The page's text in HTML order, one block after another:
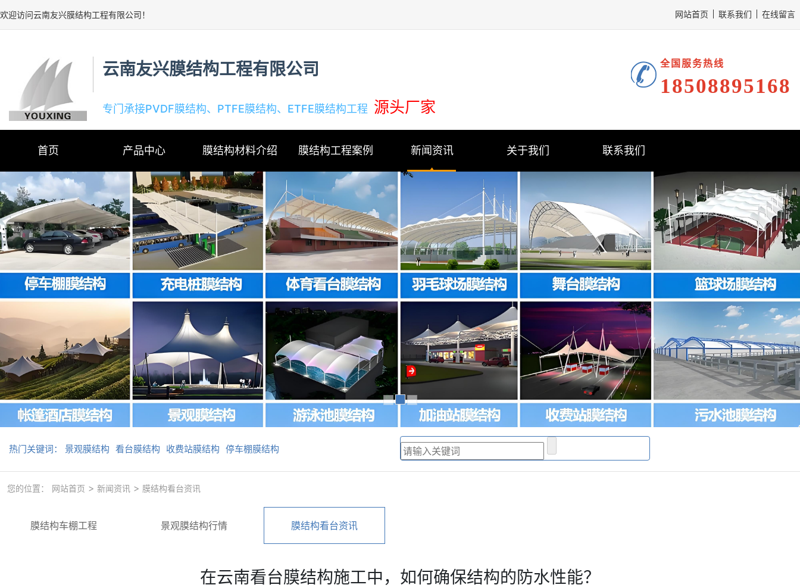
欢迎访问云南友兴膜结构工程有限公司！ 网站首页 联系我们 在线留言
云南友兴膜结构工程有限公司
专门承接PVDF膜结构、PTFE膜结构、ETFE膜结构工程 源头厂家
全国服务热线
18508895168
首页 产品中心 膜结构材料介绍 膜结构工程案例 新闻资讯 关于我们 联系我们
热门关键词： 景观膜结构 看台膜结构 收费站膜结构 停车棚膜结构
您的位置： 网站首页 > 新闻资讯 > 膜结构看台资讯
膜结构车棚工程 景观膜结构行情 膜结构看台资讯
在云南看台膜结构施工中，如何确保结构的防水性能？